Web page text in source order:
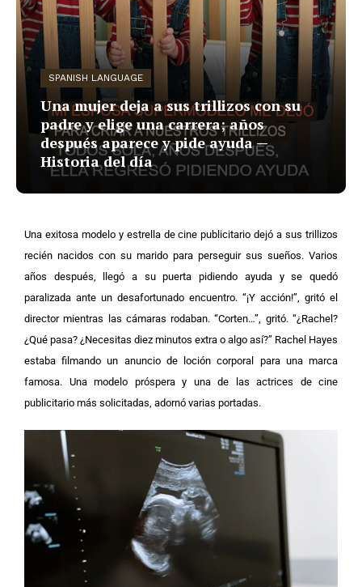
SPANISH LANGUAGE
Una mujer deja a sus trillizos con su
padre y elige una carrera; años
después aparece y pide ayuda —
Historia del día
Una exitosa modelo y estrella de cine publicitario dejó a sus trillizos
recién nacidos con su marido para perseguir sus sueños. Varios
años después, llegó a su puerta pidiendo ayuda y se quedó
paralizada ante un desafortunado encuentro. “¡Y acción!”, gritó el
director mientras las cámaras rodaban. “Corten…”, gritó. “¿Rachel?
¿Qué pasa? ¿Necesitas diez minutos extra o algo así?” Rachel Hayes
estaba filmando un anuncio de loción corporal para una marca
famosa. Una modelo próspera y una de las actrices de cine
publicitario más solicitadas, adornó varias portadas.